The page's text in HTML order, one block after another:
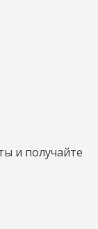
и получайте